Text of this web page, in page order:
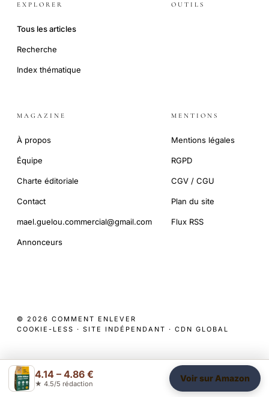
4.14 – 4.86 €
★ 4.5/5 rédaction
Voir sur Amazon
EXPLORER
Tous les articles
Recherche
Index thématique
OUTILS
MAGAZINE
À propos
Équipe
Charte éditoriale
Contact
mael.guelou.commercial@gmail.com
Annonceurs
MENTIONS
Mentions légales
RGPD
CGV / CGU
Plan du site
Flux RSS
© 2026 COMMENT ENLEVER
COOKIE-LESS · SITE INDÉPENDANT · CDN GLOBAL